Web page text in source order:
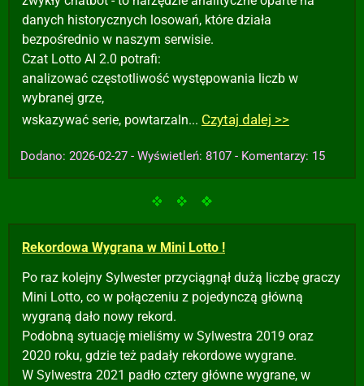
danych historycznych losowań, które działa
bezpośrednio w naszym serwisie.
Czat Lotto AI 2.0 potrafi:
analizować częstotliwość występowania liczb w
wybranej grze,
wskazywać serie, powtarzaln... Czytaj dalej >>
Dodano: 2026-02-27 - Wyświetleń: 8107 - Komentarzy: 15
Rekordowa Wygrana w Mini Lotto !
Po raz kolejny Sylwester przyciągnął dużą liczbę graczy
Mini Lotto, co w połączeniu z pojedynczą główną
wygraną dało nowy rekord.
Podobną sytuację mieliśmy w Sylwestra 2019 oraz
2020 roku, gdzie też padały rekordowe wygrane.
W Sylwestra 2021 padło cztery główne wygrane, w